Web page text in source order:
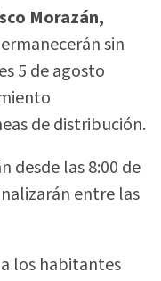
Morazán,
sin
5 de agosto
de distribución.
desde las 8:00 de
entre las
los habitantes